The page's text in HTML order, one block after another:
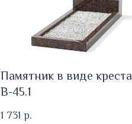
Памятник в виде креста
В-45.1
1 731 р.